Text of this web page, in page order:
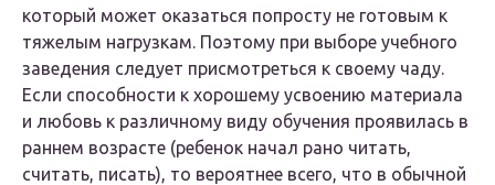
который может оказаться попросту не готовым к
тяжелым нагрузкам. Поэтому при выборе учебного
заведения следует присмотреться к своему чаду.
Если способности к хорошему усвоению материала
и любовь к различному виду обучения проявилась в
раннем возрасте (ребенок начал рано читать,
считать, писать), то вероятнее всего, что в обычной